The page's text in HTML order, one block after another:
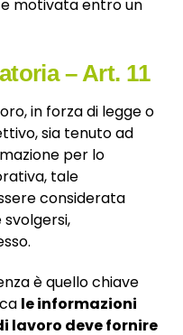
motivata entro un
– Art. 11
in forza di legge o
sia tenuto ad
per lo
tale
considerata
è quello chiave
le informazioni
lavoro deve fornire